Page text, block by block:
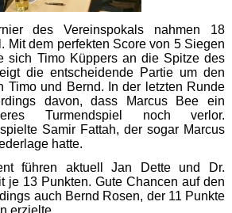
des Vereinspokals nahmen 18
Mit dem perfekten Score von 5 Siegen
sich Timo Küppers an die Spitze des
die entscheidende Partie um den
Timo und Bernd. In der letzten Runde
davon, dass Marcus Bee ein
Turmendspiel noch verlor.
Samir Fattah, der sogar Marcus
hatte.
führen aktuell Jan Dette und Dr.
je 13 Punkten. Gute Chancen auf den
auch Bernd Rosen, der 11 Punkte
erzielte.